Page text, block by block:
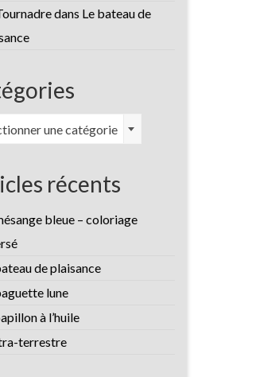
dans Le bateau de
une catégorie
récents
bleue – coloriage
de plaisance
lune
à l’huile
terrestre